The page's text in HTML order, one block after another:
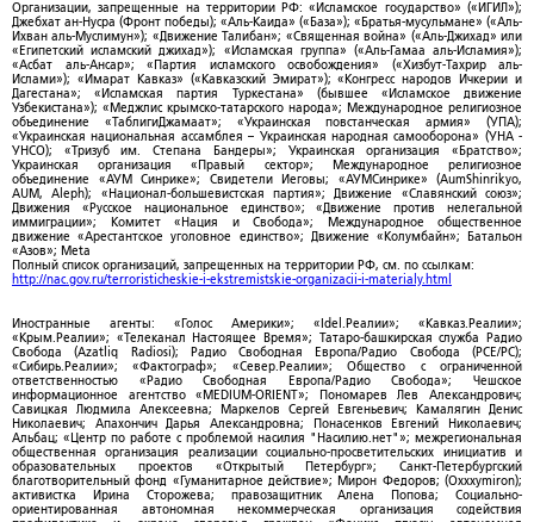
Организации, запрещенные на территории РФ: «Исламское государство» («ИГИЛ»);
Джебхат ан-Нусра (Фронт победы); «Аль-Каида» («База»); «Братья-мусульмане» («Аль-
Ихван аль-Муслимун»); «Движение Талибан»; «Священная война» («Аль-Джихад» или
«Египетский исламский джихад»); «Исламская группа» («Аль-Гамаа аль-Исламия»);
«Асбат аль-Ансар»; «Партия исламского освобождения» («Хизбут-Тахрир аль-
Ислами»); «Имарат Кавказ» («Кавказский Эмират»); «Конгресс народов Ичкерии и
Дагестана»; «Исламская партия Туркестана» (бывшее «Исламское движение
Узбекистана»); «Меджлис крымско-татарского народа»; Международное религиозное
объединение «ТаблигиДжамаат»; «Украинская повстанческая армия» (УПА);
«Украинская национальная ассамблея – Украинская народная самооборона» (УНА -
УНСО); «Тризуб им. Степана Бандеры»; Украинская организация «Братство»;
Украинская организация «Правый сектор»; Международное религиозное
объединение «АУМ Синрике»; Свидетели Иеговы; «АУМСинрике» (AumShinrikyo,
AUM, Aleph); «Национал-большевистская партия»; Движение «Славянский союз»;
Движения «Русское национальное единство»; «Движение против нелегальной
иммиграции»; Комитет «Нация и Свобода»; Международное общественное
движение «Арестантское уголовное единство»; Движение «Колумбайн»; Батальон
«Азов»; Meta
Полный список организаций, запрещенных на территории РФ, см. по ссылкам:
http://nac.gov.ru/terroristicheskie-i-ekstremistskie-organizacii-i-materialy.html
Иностранные агенты: «Голос Америки»; «Idel.Реалии»; «Кавказ.Реалии»;
«Крым.Реалии»; «Телеканал Настоящее Время»; Татаро-башкирская служба Радио
Свобода (Azatliq Radiosi); Радио Свободная Европа/Радио Свобода (PCE/PC);
«Сибирь.Реалии»; «Фактограф»; «Север.Реалии»; Общество с ограниченной
ответственностью «Радио Свободная Европа/Радио Свобода»; Чешское
информационное агентство «MEDIUM-ORIENT»; Пономарев Лев Александрович;
Савицкая Людмила Алексеевна; Маркелов Сергей Евгеньевич; Камалягин Денис
Николаевич; Апахончич Дарья Александровна; Понасенков Евгений Николаевич;
Альбац; «Центр по работе с проблемой насилия "Насилию.нет"»; межрегиональная
общественная организация реализации социально-просветительских инициатив и
образовательных проектов «Открытый Петербург»; Санкт-Петербургский
благотворительный фонд «Гуманитарное действие»; Мирон Федоров; (Oxxxymiron);
активистка Ирина Сторожева; правозащитник Алена Попова; Социально-
ориентированная автономная некоммерческая организация содействия